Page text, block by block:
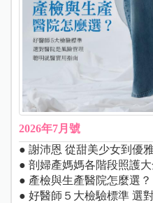
2026年7月號
● 謝沛恩 從甜美少女到優
● 剖婦產媽媽各階段照護大
● 產檢與生產醫院怎麼選？
● 好醫師５大檢驗標準 選